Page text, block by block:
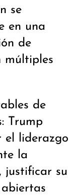
se
en una
de
múltiples
de
Trump
el liderazgo
la
justificar su